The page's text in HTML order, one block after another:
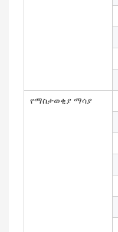
የማስታወቂያ ማሳያ